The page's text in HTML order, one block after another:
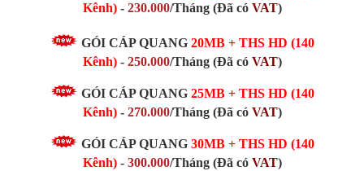
Kênh) - 230.000/Tháng (Đã có VAT)
GÓI CÁP QUANG 20MB + THS HD (140
Kênh) - 250.000/Tháng (Đã có VAT)
GÓI CÁP QUANG 25MB + THS HD (140
Kênh) - 270.000/Tháng (Đã có VAT)
GÓI CÁP QUANG 30MB + THS HD (140
Kênh) - 300.000/Tháng (Đã có VAT)